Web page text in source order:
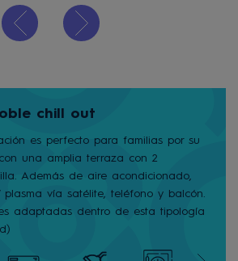
chill out
es perfecto para familias por su
una amplia terraza con 2
Además de aire acondicionado,
plasma vía satélite, teléfono y balcón.
adaptadas dentro de esta tipología